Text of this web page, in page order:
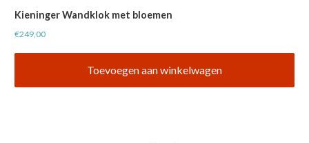
Kieninger Wandklok met bloemen
€249,00
Toevoegen aan winkelwagen